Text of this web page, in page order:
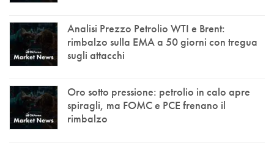
Analisi Prezzo Petrolio WTI e Brent:
rimbalzo sulla EMA a 50 giorni con tregua
sugli attacchi
Oro sotto pressione: petrolio in calo apre
spiragli, ma FOMC e PCE frenano il
rimbalzo